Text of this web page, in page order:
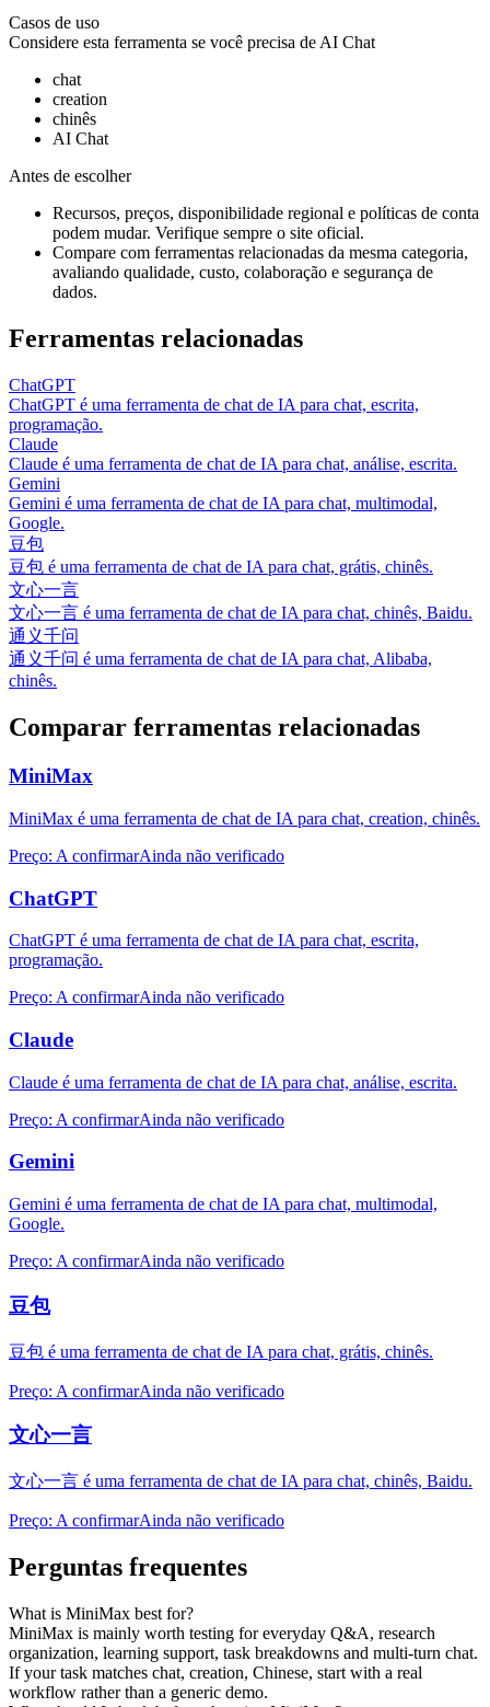
Casos de uso
Considere esta ferramenta se você precisa deAI Chat
chat
creation
chinês
AI Chat
Antes de escolher
Recursos, preços, disponibilidade regional e políticas de conta
podem mudar. Verifique sempre o site oficial.
Compare com ferramentas relacionadas da mesma categoria,
avaliando qualidade, custo, colaboração e segurança de
dados.
Ferramentas relacionadas
ChatGPT
ChatGPT é uma ferramenta de chat de IA para chat, escrita,
programação.
Claude
Claude é uma ferramenta de chat de IA para chat, análise, escrita.
Gemini
Gemini é uma ferramenta de chat de IA para chat, multimodal,
Google.
豆包
豆包 é uma ferramenta de chat de IA para chat, grátis, chinês.
文心一言
文心一言 é uma ferramenta de chat de IA para chat, chinês, Baidu.
通义千问
通义千问 é uma ferramenta de chat de IA para chat, Alibaba,
chinês.
Comparar ferramentas relacionadas
MiniMax
MiniMax é uma ferramenta de chat de IA para chat, creation, chinês.
Preço: A confirmarAinda não verificado
ChatGPT
ChatGPT é uma ferramenta de chat de IA para chat, escrita,
programação.
Preço: A confirmarAinda não verificado
Claude
Claude é uma ferramenta de chat de IA para chat, análise, escrita.
Preço: A confirmarAinda não verificado
Gemini
Gemini é uma ferramenta de chat de IA para chat, multimodal,
Google.
Preço: A confirmarAinda não verificado
豆包
豆包 é uma ferramenta de chat de IA para chat, grátis, chinês.
Preço: A confirmarAinda não verificado
文心一言
文心一言 é uma ferramenta de chat de IA para chat, chinês, Baidu.
Preço: A confirmarAinda não verificado
Perguntas frequentes
What is MiniMax best for?
MiniMax is mainly worth testing for everyday Q&A, research
organization, learning support, task breakdowns and multi-turn chat.
If your task matches chat, creation, Chinese, start with a real
workflow rather than a generic demo.